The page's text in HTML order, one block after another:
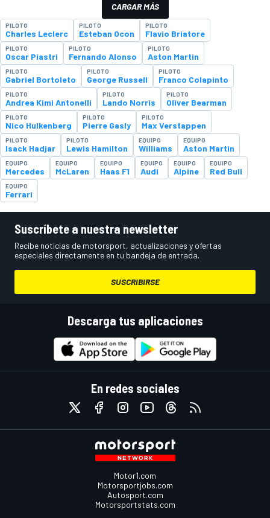
CARGAR MÁS
PILOTO
Charles Leclerc
PILOTO
Esteban Ocon
PILOTO
Flavio Briatore
PILOTO
Oscar Piastri
PILOTO
Fernando Alonso
PILOTO
Aston Martin
PILOTO
Gabriel Bortoleto
PILOTO
George Russell
PILOTO
Franco Colapinto
PILOTO
Andrea Kimi Antonelli
PILOTO
Lando Norris
PILOTO
Oliver Bearman
PILOTO
Nico Hulkenberg
PILOTO
Pierre Gasly
PILOTO
Max Verstappen
PILOTO
Isack Hadjar
PILOTO
Lewis Hamilton
EQUIPO
Williams
EQUIPO
Aston Martin
EQUIPO
Mercedes
EQUIPO
McLaren
EQUIPO
Haas F1
EQUIPO
Audi
EQUIPO
Alpine
EQUIPO
Red Bull
EQUIPO
Ferrari
Suscríbete a nuestra newsletter
Recibe noticias de motorsport, actualizaciones y ofertas
especiales directamente en tu bandeja de entrada.
SUSCRIBIRSE
Descarga tus aplicaciones
En redes sociales
Motor1.com
Motorsportjobs.com
Autosport.com
Motorsportstats.com